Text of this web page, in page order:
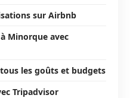
sur Airbnb
Minorque avec
les goûts et budgets
Tripadvisor